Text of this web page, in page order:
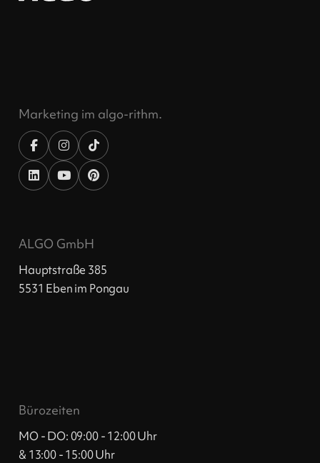
Marketing im algo-rithm.
ALGO GmbH
Hauptstraße 385
5531 Eben im Pongau
Bürozeiten
MO - DO: 09:00 - 12:00 Uhr
& 13:00 - 15:00 Uhr